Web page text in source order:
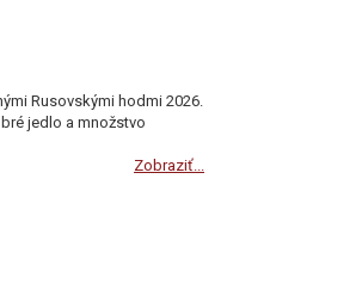
Rusovskými hodmi 2026.
jedlo a množstvo
Zobraziť...